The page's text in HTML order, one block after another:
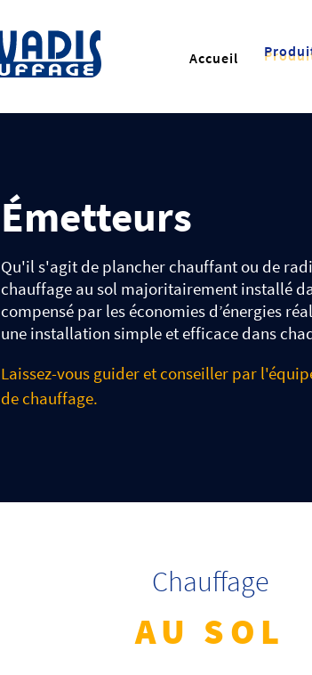
Accueil
Émetteurs
Qu'il s'agit de plancher chauffant ou de
chauffage au sol majoritairement installé
compensé par les économies d’énergies
une installation simple et efficace dans
Laissez-vous guider et conseiller par
de chauffage.
Chauffage
AU SOL